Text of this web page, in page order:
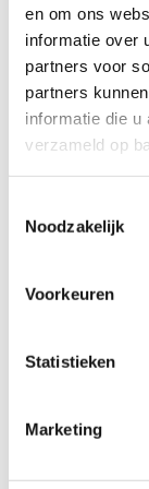
en om ons
informatie over
partners voor
partners
informatie die u
verzameld op
Noodzakelijk
Voorkeuren
Statistieken
Marketing
Beekdal
Venloop,
Mellebreuk
Venloop,
door
Beekdal Venloop
Getty Images)